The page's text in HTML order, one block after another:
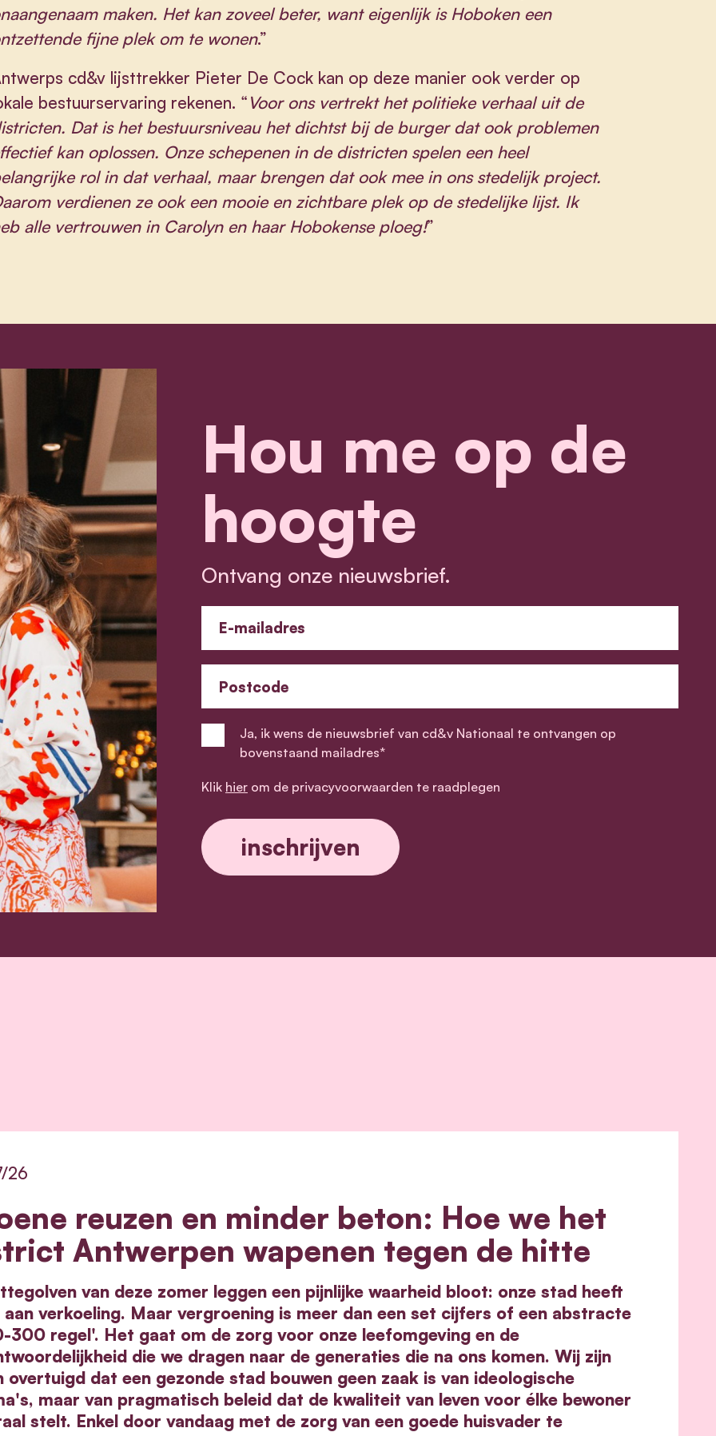
maken. Het kan zoveel beter, want eigenlijk is Hoboken een
fijne plek om te wonen.”
cd&v lijsttrekker Pieter De Cock kan op deze manier ook verder op
bestuurservaring rekenen. “Voor ons vertrekt het politieke verhaal uit de
Dat is het bestuursniveau het dichtst bij de burger dat ook problemen
kan oplossen. Onze schepenen in de districten spelen een heel
rol in dat verhaal, maar brengen dat ook mee in ons stedelijk project.
verdienen ze ook een mooie en zichtbare plek op de stedelijke lijst. Ik
alle vertrouwen in Carolyn en haar Hobokense ploeg!”
Hou me op de
hoogte
Ontvang onze nieuwsbrief.
E-mailadres
Postcode
Ja, ik wens de nieuwsbrief van cd&v Nationaal te ontvangen op
bovenstaand mailadres*
Klik hierom de privacyvoorwaarden te raadplegen
reuzen en minder beton: Hoe we het
Antwerpen wapenen tegen de hitte
26
van deze zomer leggen een pijnlijke waarheid bloot: onze stad heeft
aan verkoeling. Maar vergroening is meer dan een set cijfers of een abstracte
300 regel'. Het gaat om de zorg voor onze leefomgeving en de
die we dragen naar de generaties die na ons komen. Wij zijn
overtuigd dat een gezonde stad bouwen geen zaak is van ideologische
maar van pragmatisch beleid dat de kwaliteit van leven voor élke bewoner
stelt. Enkel door vandaag met de zorg van een goede huisvader te